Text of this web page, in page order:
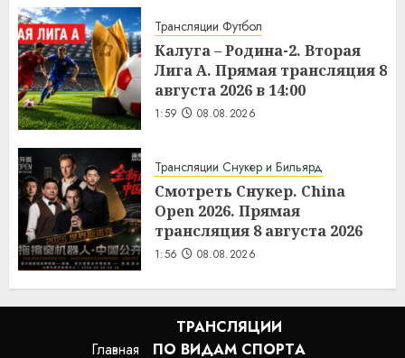
Трансляции Футбол
Калуга – Родина-2. Вторая
Лига А. Прямая трансляция 8
августа 2026 в 14:00
1:59 08.08.2026
Трансляции Снукер и Бильярд
Смотреть Снукер. China
Open 2026. Прямая
трансляция 8 августа 2026
1:56 08.08.2026
Главная
ТРАНСЛЯЦИИ
ПО ВИДАМ СПОРТA